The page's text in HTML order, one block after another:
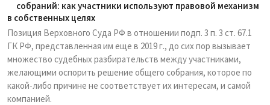
собраний: как участники используют правовой механизм
в собственных целях
Позиция Верховного Суда РФ в отношении подп. 3 п. 3 ст. 67.1
ГК РФ, представленная им еще в 2019 г., до сих пор вызывает
множество судебных разбирательств между участниками,
желающими оспорить решение общего собрания, которое по
какой-либо причине не соответствует их интересам, и самой
компанией.